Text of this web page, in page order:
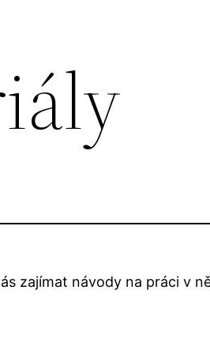
zajímat návody na práci v